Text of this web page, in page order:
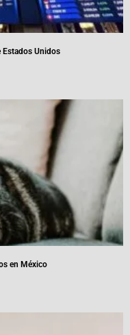
Estados Unidos
en México